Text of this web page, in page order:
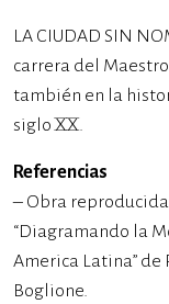
LA CIUDAD SIN
carrera del
también en la
siglo XX.
Referencias
– Obra
“Diagramando la
America Latina”
Boglione.